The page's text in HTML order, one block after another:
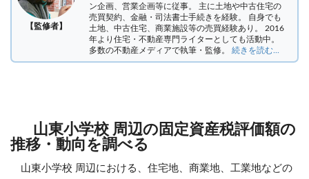
【監修者】
ン企画、営業企画等に従事。 主に土地や中古住宅の
売買契約、金融・司法書士手続きを経験。 自身でも
土地、中古住宅、商業施設等の売買経験あり。 2016
年より住宅・不動産専門ライターとしても活動中。
多数の不動産メディアで執筆・監修。 続きを読む...
山東小学校 周辺の固定資産税評価額の
推移・動向を調べる
山東小学校 周辺における、住宅地、商業地、工業地などの